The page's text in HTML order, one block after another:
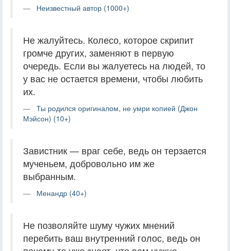
Неизвестный автор (1000+)
Не жалуйтесь. Колесо, которое скрипит
громче других, заменяют в первую
очередь. Если вы жалуетесь на людей, то
у вас не остается времени, чтобы любить
их.
Ты родился оригиналом, не умри копией (Джон
Мэйсон) (10+)
Завистник — враг себе, ведь он терзается
мученьем, добровольно им же
выбранным.
Менандр (40+)
Не позволяйте шуму чужих мнений
перебить ваш внутренний голос, ведь он